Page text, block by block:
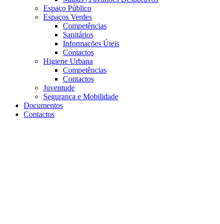
Espaço Público
Espaços Verdes
Competências
Sanitários
Informações Úteis
Contactos
Higiene Urbana
Competências
Contactos
Juventude
Segurança e Mobilidade
Documentos
Contactos